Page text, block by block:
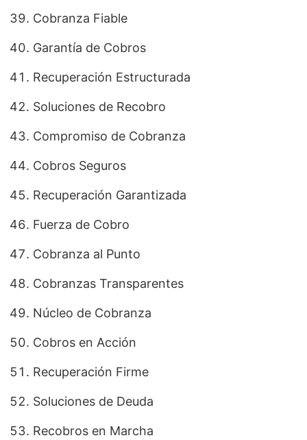
Cobranza Fiable
Garantía de Cobros
Recuperación Estructurada
Soluciones de Recobro
Compromiso de Cobranza
Cobros Seguros
Recuperación Garantizada
Fuerza de Cobro
Cobranza al Punto
Cobranzas Transparentes
Núcleo de Cobranza
Cobros en Acción
Recuperación Firme
Soluciones de Deuda
Recobros en Marcha